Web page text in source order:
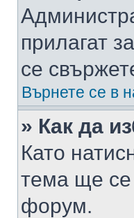
прилагат
се
Върнете се в
» Как да
Като
тема ще се
форум.